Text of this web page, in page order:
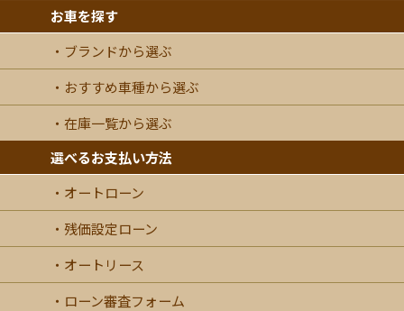
お車を探す
ブランドから選ぶ
おすすめ車種から選ぶ
在庫一覧から選ぶ
選べるお支払い方法
オートローン
残価設定ローン
オートリース
ローン審査フォーム